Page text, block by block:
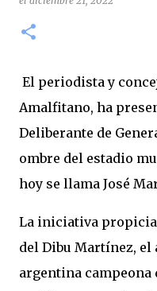
El periodista y
Amalfitano, ha
Deliberante de
ombre del estadio
hoy se llama José
La iniciativa propicia
del Dibu Martínez, el
argentina campeona